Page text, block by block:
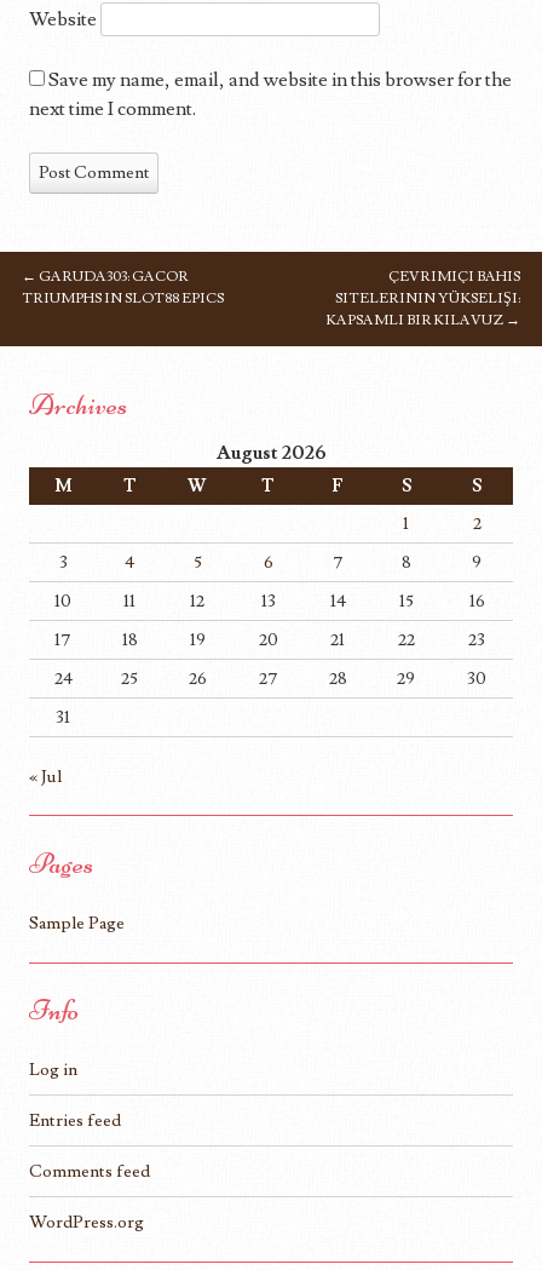
Website
Save my name, email, and website in this browser for the
next time I comment.
POST NAVIGATION
← GARUDA303: GACOR
TRIUMPHS IN SLOT88 EPICS
ÇEVRIMIÇI BAHIS
SITELERININ YÜKSELIŞI:
KAPSAMLI BIR KILAVUZ →
Archives
August 2026
M T W T F S
S
1
2
3
4 5 6 7 8
9
10
11 12 13 14 15
16
17
18 19 20 21 22
23
24
25 26 27 28 29
30
31
« Jul
Pages
Sample Page
Info
Log in
Entries feed
Comments feed
WordPress.org